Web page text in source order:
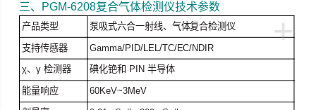
三、 PGM-6208复合气体检测仪技术参数
+
产品类型 泵吸式六合一射线、气体复合检测仪
支持传感器 Gamma/PID/LEL/TC/EC/NDIR
χ、γ 检测器 碘化铯和 PIN 半导体
能量响应 60KeV~3MeV